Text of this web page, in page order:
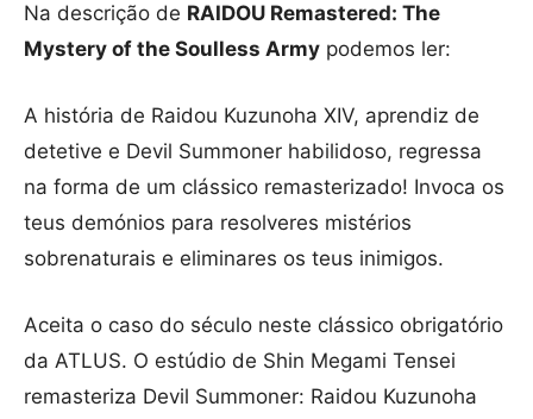
Na descrição de RAIDOU Remastered: The
Mystery of the Soulless Army podemos ler:
A história de Raidou Kuzunoha XIV, aprendiz de
detetive e Devil Summoner habilidoso, regressa
na forma de um clássico remasterizado! Invoca os
teus demónios para resolveres mistérios
sobrenaturais e eliminares os teus inimigos.
Aceita o caso do século neste clássico obrigatório
da ATLUS. O estúdio de Shin Megami Tensei
remasteriza Devil Summoner: Raidou Kuzunoha